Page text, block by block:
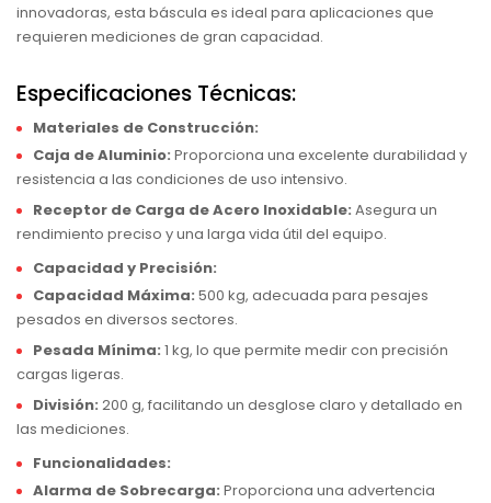
innovadoras, esta báscula es ideal para aplicaciones que
requieren mediciones de gran capacidad.
Especificaciones Técnicas:
Materiales de Construcción:
Caja de Aluminio: Proporciona una excelente durabilidad y
resistencia a las condiciones de uso intensivo.
Receptor de Carga de Acero Inoxidable: Asegura un
rendimiento preciso y una larga vida útil del equipo.
Capacidad y Precisión:
Capacidad Máxima: 500 kg, adecuada para pesajes
pesados en diversos sectores.
Pesada Mínima: 1 kg, lo que permite medir con precisión
cargas ligeras.
División: 200 g, facilitando un desglose claro y detallado en
las mediciones.
Funcionalidades:
Alarma de Sobrecarga: Proporciona una advertencia